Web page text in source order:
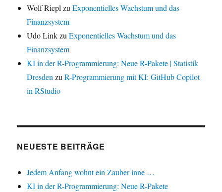
Wolf RieplzuExponentielles Wachstum und das
Finanzsystem
Udo LinkzuExponentielles Wachstum und das
Finanzsystem
KI in der R-Programmierung: Neue R-Pakete | Statistik
DresdenzuR-Programmierung mit KI: GitHub Copilot
in RStudio
NEUESTE BEITRÄGE
Jedem Anfang wohnt ein Zauber inne …
KI in der R-Programmierung: Neue R-Pakete